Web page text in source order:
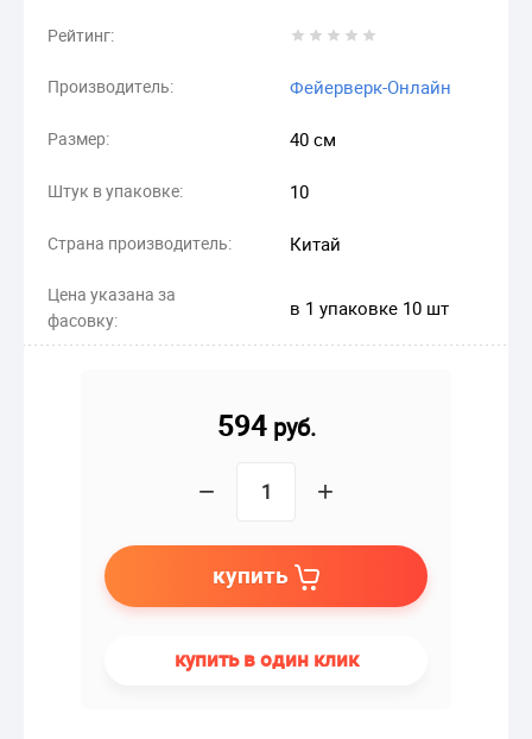
Рейтинг:
Производитель: Фейерверк-Онлайн
Размер: 40 см
Штук в упаковке: 10
Страна производитель: Китай
Цена указана за
фасовку:
в 1 упаковке 10 шт
594руб.
− +
купить
купить в один клик